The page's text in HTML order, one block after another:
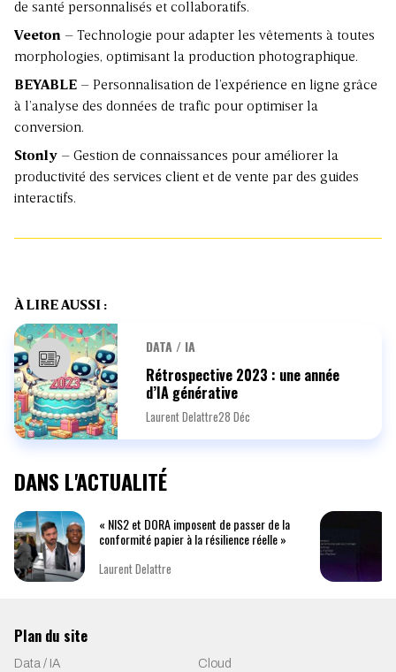
de santé personnalisés et collaboratifs.
Veeton – Technologie pour adapter les vêtements à toutes
morphologies, optimisant la production photographique.
BEYABLE – Personnalisation de l’expérience en ligne grâce
à l’analyse des données de trafic pour optimiser la
conversion.
Stonly – Gestion de connaissances pour améliorer la
productivité des services client et de vente par des guides
interactifs.
À LIRE AUSSI :
DATA / IA
Rétrospective 2023 : une année
d’IA générative
Laurent Delattre28 Déc
DANS L'ACTUALITÉ
« NIS2 et DORA imposent de passer de la
conformité papier à la résilience réelle »
Laurent Delattre
Plan du site
Data / IA
Cloud